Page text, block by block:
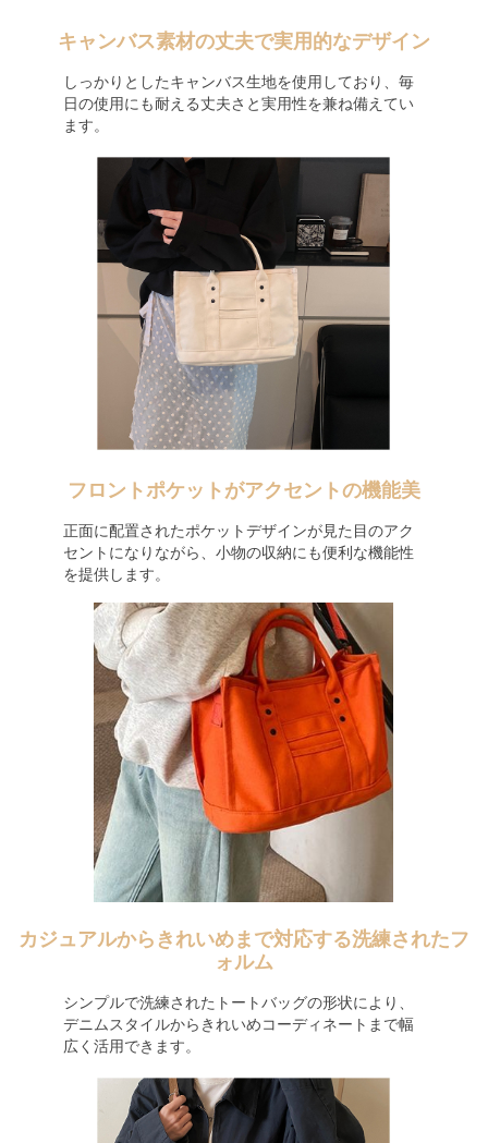
キャンバス素材の丈夫で実用的なデザイン
しっかりとしたキャンバス生地を使用しており、毎
日の使用にも耐える丈夫さと実用性を兼ね備えてい
ます。
フロントポケットがアクセントの機能美
正面に配置されたポケットデザインが見た目のアク
セントになりながら、小物の収納にも便利な機能性
を提供します。
カジュアルからきれいめまで対応する洗練されたフ
ォルム
シンプルで洗練されたトートバッグの形状により、
デニムスタイルからきれいめコーディネートまで幅
広く活用できます。